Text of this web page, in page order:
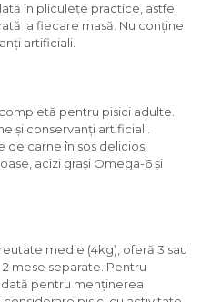
în pliculețe practice, astfel
la fiecare masă. Nu conține
artificiali.
pentru pisici adulte.
și conservanți artificiali.
de carne în sos delicios.
acizi grași Omega-6 și
medie (4kg), oferă 3 sau
mese separate. Pentru
pentru menținerea